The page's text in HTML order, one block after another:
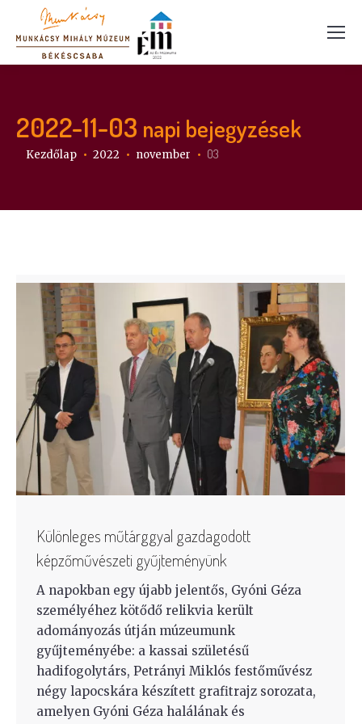
2022-11-03 napi bejegyzések
Itt vagy:
Kezdőlap 2022 november 03
Különleges műtárggyal gazdagodott
képzőművészeti gyűjteményünk
A napokban egy újabb jelentős, Gyóni Géza
személyéhez kötődő relikvia került
adományozás útján múzeumunk
gyűjteményébe: a kassai születésű
hadifogolytárs, Petrányi Miklós festőművész
négy lapocskára készített grafitrajz sorozata,
amelyen Gyóni Géza halálának és